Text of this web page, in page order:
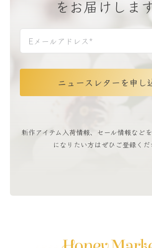
をお届けします
ニュースレターを申し
新作アイテム入荷情報、セール情報など
になりたい方はぜひご登録くだ